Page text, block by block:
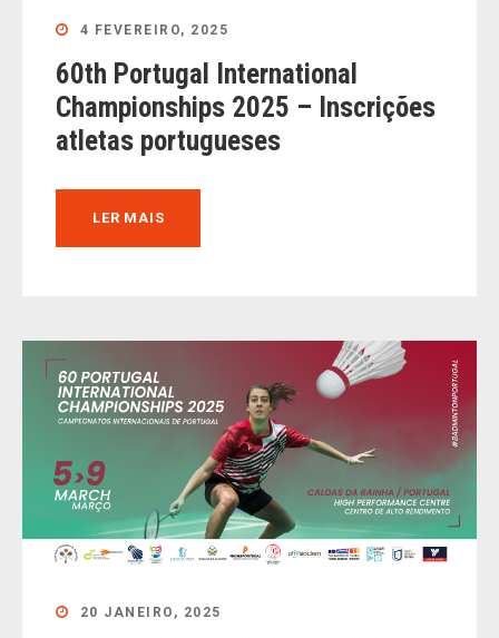
4 FEVEREIRO, 2025
60th Portugal International
Championships 2025 – Inscrições
atletas portugueses
LER MAIS
20 JANEIRO, 2025